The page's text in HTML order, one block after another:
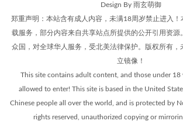
Design By 雨玄萌御
郑重声明：本站含有成人内容，未满18周岁禁止进入
载服务，部分内容来自共享站点所提供的公开引用资源
众国，对全球华人服务，受北美法律保护。版权所有，
立镜像！
This site contains adult content, and those under 18
allowed to enter! This site is based in the United
Chinese people all over the world, and is protected by
rights reserved, unauthorized copying or